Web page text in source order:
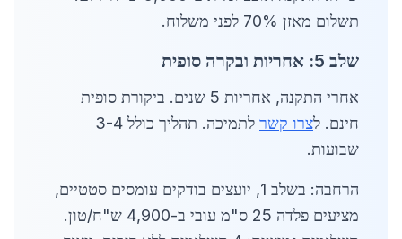
תשלום מאזן 70% לפני משלוח.
שלב 5: אחריות ובקרה סופית
אחרי התקנה, אחריות 5 שנים. ביקורת סופית
חינם. לצרו קשר
לתמיכה. תהליך כולל 3-4
שבועות.
הרחבה: בשלב 1, יועצים בודקים עומסים סטטיים,
מציעים פלדה 25 ס"מ עובי ב-4,900 ש"ח/טון.